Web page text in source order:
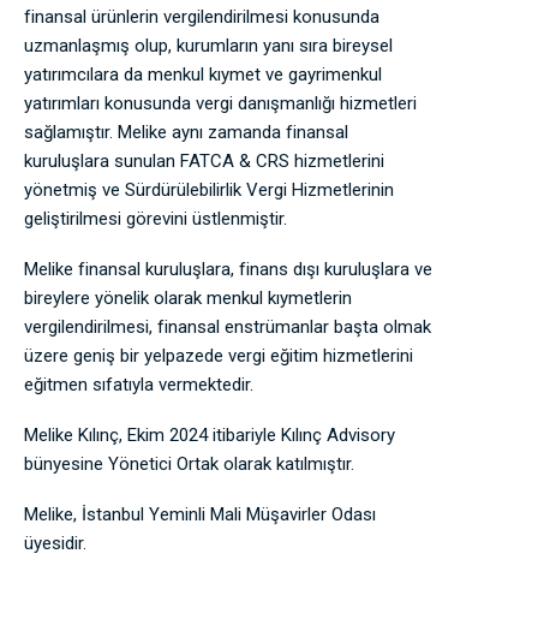
finansal ürünlerin vergilendirilmesi konusunda
uzmanlaşmış olup, kurumların yanı sıra bireysel
yatırımcılara da menkul kıymet ve gayrimenkul
yatırımları konusunda vergi danışmanlığı hizmetleri
sağlamıştır. Melike aynı zamanda finansal
kuruluşlara sunulan FATCA & CRS hizmetlerini
yönetmiş ve Sürdürülebilirlik Vergi Hizmetlerinin
geliştirilmesi görevini üstlenmiştir.
Melike finansal kuruluşlara, finans dışı kuruluşlara ve
bireylere yönelik olarak menkul kıymetlerin
vergilendirilmesi, finansal enstrümanlar başta olmak
üzere geniş bir yelpazede vergi eğitim hizmetlerini
eğitmen sıfatıyla vermektedir.
Melike Kılınç, Ekim 2024 itibariyle Kılınç Advisory
bünyesine Yönetici Ortak olarak katılmıştır.
Melike, İstanbul Yeminli Mali Müşavirler Odası
üyesidir.